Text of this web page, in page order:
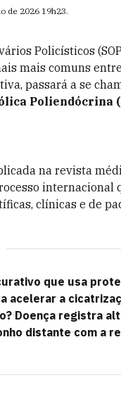
de 2026 19h23.
Policísticos
mais comuns
passará a se
Poliendócrina
na revista
internacional
clínicas e de
que usa
acelerar a
Doença registra
distante com a